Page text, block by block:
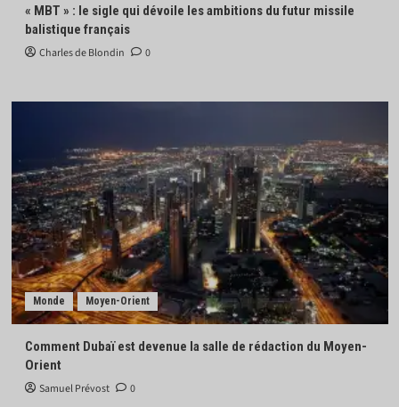
« MBT » : le sigle qui dévoile les ambitions du futur missile
balistique français
Charles de Blondin 0
Monde Moyen-Orient
Comment Dubaï est devenue la salle de rédaction du Moyen-
Orient
Samuel Prévost 0